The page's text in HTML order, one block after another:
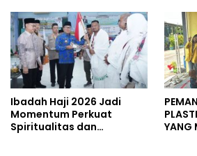
Ibadah Haji 2026 Jadi
Momentum Perkuat
Spiritualitas dan
YANG